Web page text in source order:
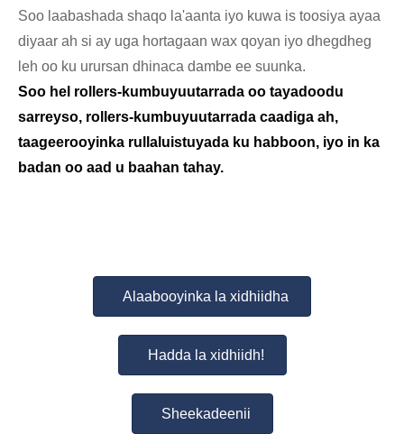
Soo laabashada shaqo la'aanta iyo kuwa is toosiya ayaa
diyaar ah si ay uga hortagaan wax qoyan iyo dhegdheg
leh oo ku urursan dhinaca dambe ee suunka.
Soo hel rollers-kumbuyuutarrada oo tayadoodu
sarreyso, rollers-kumbuyuutarrada caadiga ah,
taageerooyinka rullaluistuyada ku habboon, iyo in ka
badan oo aad u baahan tahay.
Alaabooyinka la xidhiidha
Hadda la xidhiidh!
Sheekadeenii